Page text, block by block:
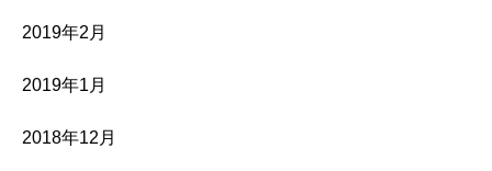
2019年2月
2019年1月
2018年12月